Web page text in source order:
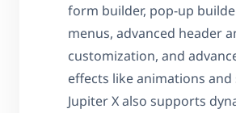
form builder, pop-up
menus, advanced header
customization, and
effects like animations and
Jupiter X also supports